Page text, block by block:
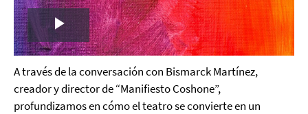
Play
Video
A través de la conversación con Bismarck Martínez,
creador y director de “Manifiesto Coshone”,
profundizamos en cómo el teatro se convierte en un